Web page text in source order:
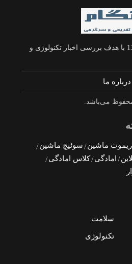
وبسایت نتگام در سال 1398 با هدف بررسی اخبار تکنولوژی و
درباره ما
می‌باشد.
ریموت ماشین
سوئیچ ماشین
امادگی کلاس امادگی
سلامت
تکنولوژی